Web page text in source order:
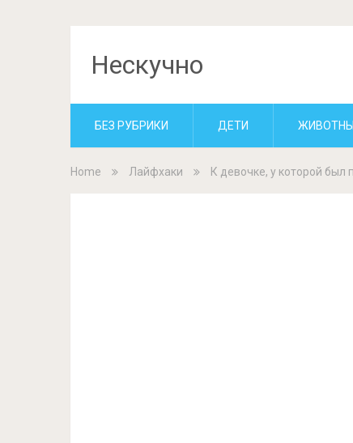
Нескучно
БЕЗ РУБРИКИ ДЕТИ
Home Лайфхаки К девочке, у которой был